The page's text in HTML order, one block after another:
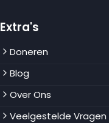
Extra's
Doneren
Blog
Over Ons
Veelgestelde Vragen